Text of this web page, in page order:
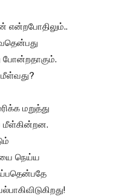
என்றபோதிலும்..
போன்றதாகும்.
மறுத்து
மீள்கின்றன.
நெய்ய